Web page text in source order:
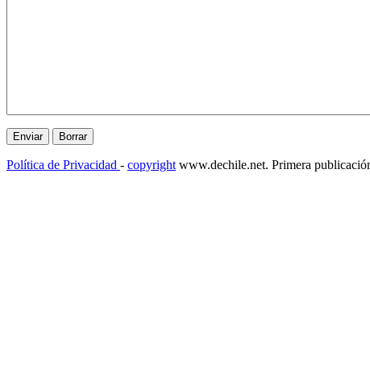
Política de Privacidad - copyright www.dechile.net. Primera